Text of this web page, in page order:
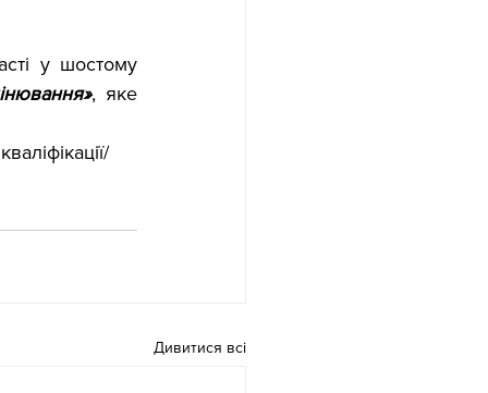
у шостому
, яке
Дивитися всі